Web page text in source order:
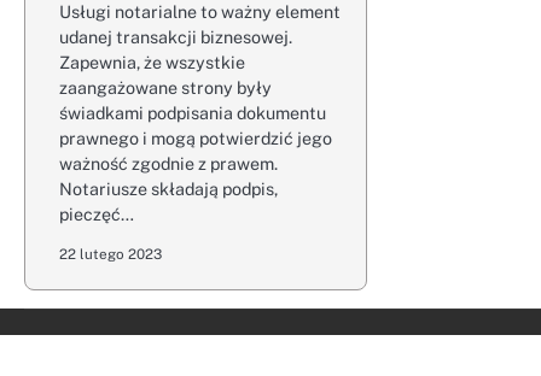
Usługi notarialne to ważny element
udanej transakcji biznesowej.
Zapewnia, że wszystkie
zaangażowane strony były
świadkami podpisania dokumentu
prawnego i mogą potwierdzić jego
ważność zgodnie z prawem.
Notariusze składają podpis,
pieczęć…
22 lutego 2023